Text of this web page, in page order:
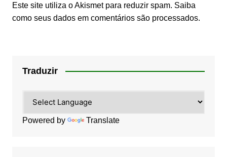
Este site utiliza o Akismet para reduzir spam. Saiba
como seus dados em comentários são processados.
Traduzir
Powered by Translate